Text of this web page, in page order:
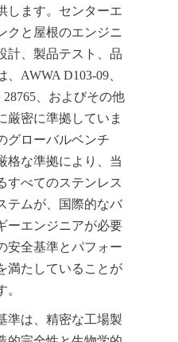
します。センターエ
クと屋根のエンジニ
計、製品テスト、品
、AWWA D103-09、
28765、およびその他
厳密に準拠していま
グローバルベンチ
格な準拠により、当
すべてのステンレス
テムが、国際的なバ
ーエンジニアが必要
安全基準とパフォー
満たしていることが
準は、精密な工場製